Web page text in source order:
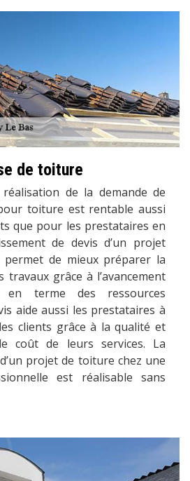
de toiture
de la demande de
toiture est rentable aussi
que pour les prestataires en
de devis d’un projet
de mieux préparer la
grâce à l’avancement
en terme des ressources
aide aussi les prestataires à
clients grâce à la qualité et
coût de leurs services. La
projet de toiture chez une
est réalisable sans